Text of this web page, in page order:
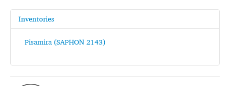
Sources
Conventions
Inventories
Pisamira (SAPHON 2143)